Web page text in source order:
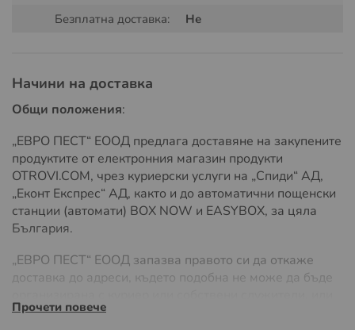
убито. Ударените насекоми могат да се почистят от
в устройството.
ВАЖНО!!!:
Никога не пипайте високоволтовата решетка когато
уреда функционира.
Безплатна доставка:
Не
Начини на доставка
Общи положения:
„ЕВРО ПЕСТ“ ЕООД предлага доставяне на закупените
продуктите от електронния магазин продукти
OTROVI.COM, чрез куриерски услуги на „Спиди“ АД,
„Еконт Експрес“ АД, както и до автоматични пощенски
станции (автомати) BOX NOW и EASYBOX, за цяла
България.
„ЕВРО ПЕСТ“ ЕООД запазва правото си да откаже
доставка до адреси, където подобна не може да бъде
ако разходите на доставка значително надвишават
Прочети повече